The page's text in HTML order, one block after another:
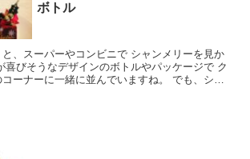
ボトル
、スーパーやコンビニで シャンメリーを見か
喜びそうなデザインのボトルやパッケージで ク
コーナーに一緒に並んでいますね。 でも、シャ